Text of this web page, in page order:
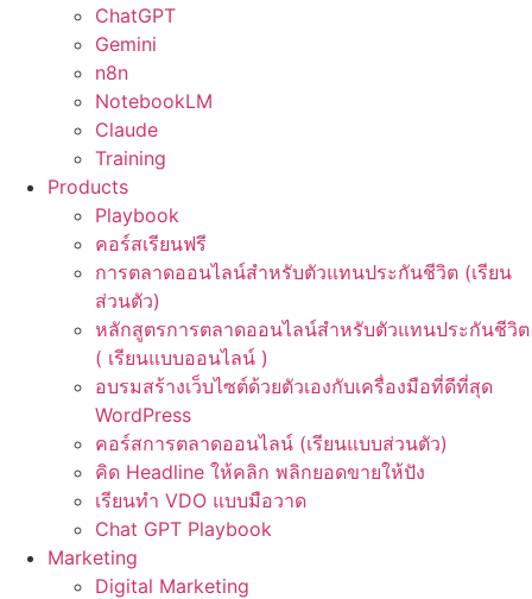
ChatGPT
Gemini
n8n
NotebookLM
Claude
Training
Products
Playbook
คอร์สเรียนฟรี
การตลาดออนไลน์สำหรับตัวแทนประกันชีวิต (เรียน
ส่วนตัว)
หลักสูตรการตลาดออนไลน์สำหรับตัวแทนประกันชีวิต
( เรียนแบบออนไลน์ )
อบรมสร้างเว็บไซต์ด้วยตัวเองกับเครื่องมือที่ดีที่สุด
WordPress
คอร์สการตลาดออนไลน์ (เรียนแบบส่วนตัว)
คิด Headline ให้คลิก พลิกยอดขายให้ปัง
เรียนทำ VDO แบบมือวาด
Chat GPT Playbook
Marketing
Digital Marketing